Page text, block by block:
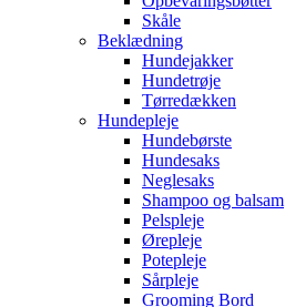
Skåle
Beklædning
Hundejakker
Hundetrøje
Tørredækken
Hundepleje
Hundebørste
Hundesaks
Neglesaks
Shampoo og balsam
Pelspleje
Ørepleje
Potepleje
Sårpleje
Grooming Bord